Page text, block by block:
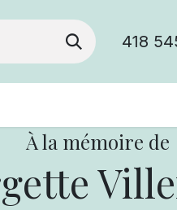
418
À la mémoire de